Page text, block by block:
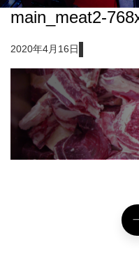
main_meat2-
2020年4月16日